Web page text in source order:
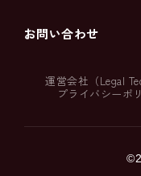
お問い合わせ
運営会社（Legal
プライバシーポ